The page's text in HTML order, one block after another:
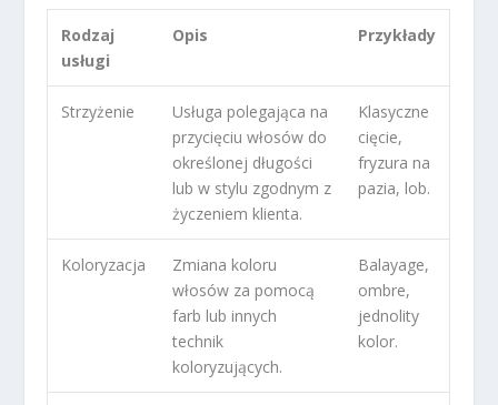
Rodzaj
usługi
Opis Przykłady
Strzyżenie
Usługa polegająca na
przycięciu włosów do
określonej długości
lub w stylu zgodnym z
życzeniem klienta.
Klasyczne
cięcie,
fryzura na
pazia, lob.
Koloryzacja
Zmiana koloru
włosów za pomocą
farb lub innych
technik
koloryzujących.
Balayage,
ombre,
jednolity
kolor.